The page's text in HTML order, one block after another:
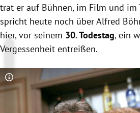
trat er auf Bühnen, im Film und im
spricht heute noch über Alfred
hier, vor seinem 30. Todestag, ein
Vergessenheit entreißen.
Copyright-Hinweis öffnen/